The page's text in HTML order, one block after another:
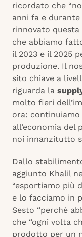
ricordato che
anni fa e
rinnovato
che abbiamo
il 2023 e il 2025
produzione. Il
sito chiave a
riguarda la
molto fieri
ora:
all’economia del
noi innanzitutto
Dallo
aggiunto Khalil
“esportiamo più
e lo facciamo in
Sesto “perché
che “ogni volta
prodotto per un